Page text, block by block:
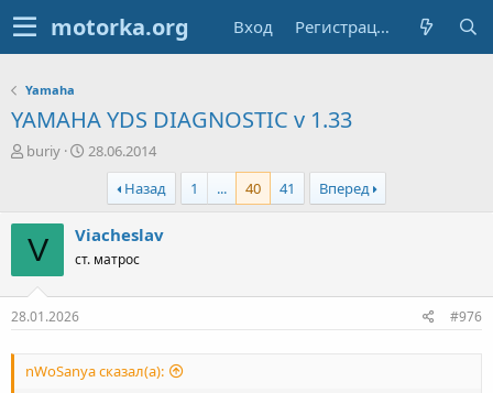
Вход Регистрация
Yamaha
YAMAHA YDS DIAGNOSTIC v 1.33
А
р
т
ы
buriy
Д
н
ч
28.06.2014
Назад
1 ... 40 41 Вперед
V Viacheslav
ст. матрос
28.01.2026 #976
nWoSanya сказал(а):